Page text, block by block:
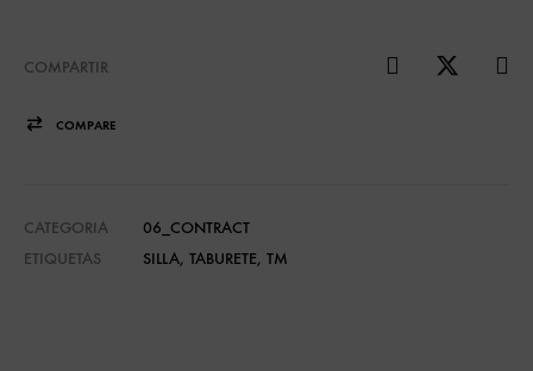
COMPARTIR
COMPARE
CATEGORIA
06_CONTRACT
ETIQUETAS
SILLA, TABURETE, TM